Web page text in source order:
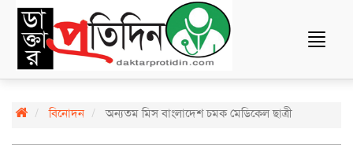
Toggle
বিনোদন অন্যতম মিস বাংলাদেশ চমক মেডিকেল ছাত্রী